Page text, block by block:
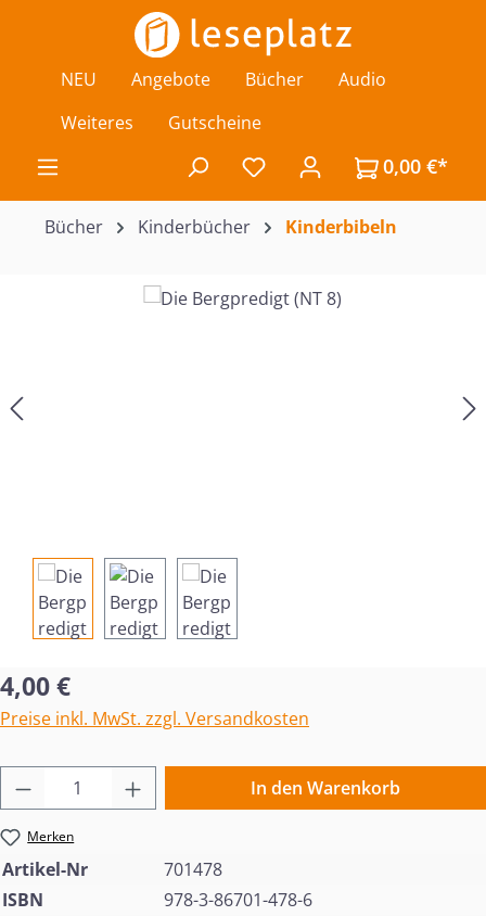
Zum Hauptinhalt springen
NEU Angebote Bücher
Audio
Weiteres
Gutscheine
Du hast 0 Produkte auf
0,00 €*
Bücher Kinderbücher Kinderbibeln
Bildergalerie überspringen
Regulärer Preis:
4,00 €
Preise inkl. MwSt. zzgl. Versandkosten
Produkt Anzahl: Gib den gewünschten
In den Warenkorb
Merken
Artikel-Nr
701478
ISBN
978-3-86701-478-6